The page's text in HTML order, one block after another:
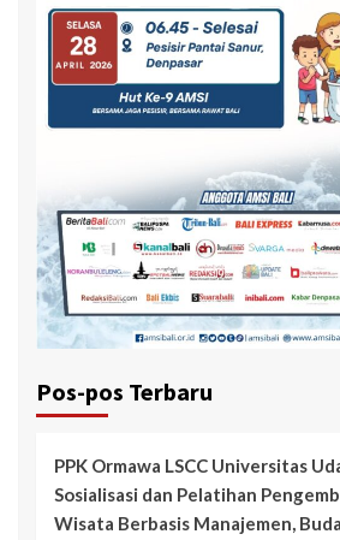
Pos-pos Terbaru
PPK Ormawa LSCC Universitas
Sosialisasi dan Pelatihan
Wisata Berbasis Manajemen,